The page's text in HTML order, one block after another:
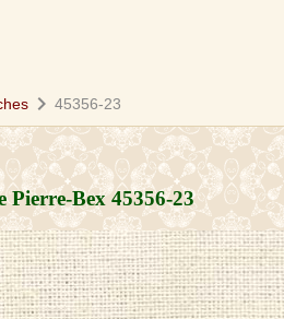
chevron_right 45356-23
Pierre-Bex45356-23